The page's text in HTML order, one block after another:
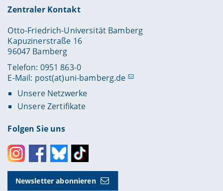
Zentraler Kontakt
Otto-Friedrich-Universität Bamberg
Kapuzinerstraße 16
96047 Bamberg
Telefon: 0951 863-0
E-Mail: post(at)uni-bamberg.de
Unsere Netzwerke
Unsere Zertifikate
Folgen Sie uns
InstagramFacebookBlueskyToktok
Newsletter abonnieren